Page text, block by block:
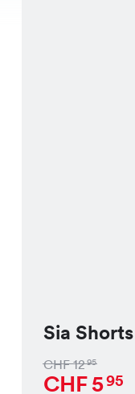
Sia Shorts
CHF1295
CHF595